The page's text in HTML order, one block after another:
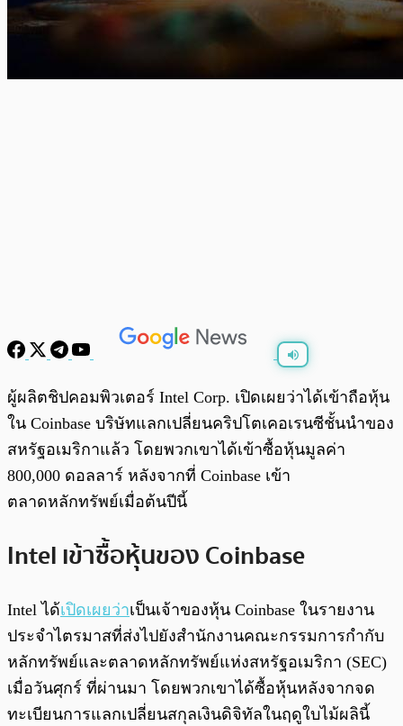
พร้อมเล่น 0:00 / 0:00
ผู้ผลิตชิปคอมพิวเตอร์ Intel Corp. เปิดเผยว่าได้เข้าถือหุ้น
ใน Coinbase บริษัทแลกเปลี่ยนคริปโตเคอเรนซีชั้นนำของ
สหรัฐอเมริกาแล้ว โดยพวกเขาได้เข้าซื้อหุ้นมูลค่า
800,000 ดอลลาร์ หลังจากที่ Coinbase เข้า
ตลาดหลักทรัพย์เมื่อต้นปีนี้
Intel เข้าซื้อหุ้นของ Coinbase
Intel ได้เปิดเผยว่าเป็นเจ้าของหุ้น Coinbase ในรายงาน
ประจำไตรมาสที่ส่งไปยังสำนักงานคณะกรรมการกำกับ
หลักทรัพย์และตลาดหลักทรัพย์แห่งสหรัฐอเมริกา (SEC)
เมื่อวันศุกร์ ที่ผ่านมา โดยพวกเขาได้ซื้อหุ้นหลังจากจด
ทะเบียนการแลกเปลี่ยนสกุลเงินดิจิทัลในฤดูใบไม้ผลินี้